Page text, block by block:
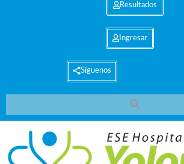
Resultados
Ingresar
Síguenos